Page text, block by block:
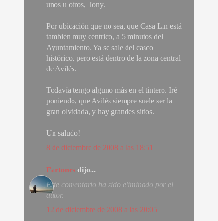
unos u otros, Tony.
Por ubicación que no sea, que Casa Lin está
también muy céntrico, a 5 minutos del
Ayuntamiento. Ya se sale del casco
histórico, pero está dentro de la zona central
de Avilés.
Todavía tengo alguno más en el tintero. Iré
poniendo, que Avilés siempre suele ser la
gran olvidada, y hay grandes sitios.
Un saludo!
8 de diciembre de 2008 a las 18:51
Fartones dijo...
Este comentario ha sido eliminado por el
autor.
12 de diciembre de 2008 a las 20:05